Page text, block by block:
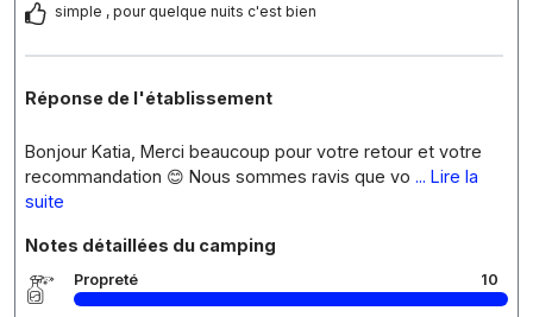
simple , pour quelque nuits c'est bien
Réponse de l'établissement
Bonjour Katia, Merci beaucoup pour votre retour et votre
recommandation 😊 Nous sommes ravis que vo ... Lire la
suite
Notes détaillées du camping
Propreté 10